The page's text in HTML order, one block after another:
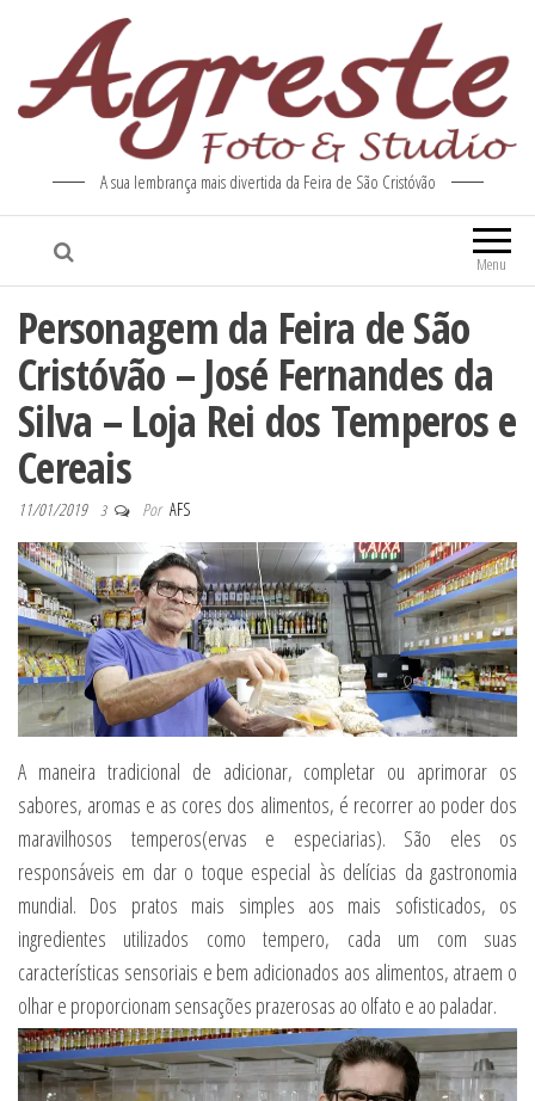
A sua lembrança mais divertida da Feira de São Cristóvão
Menu
Personagem da Feira de São
Cristóvão – José Fernandes da
Silva – Loja Rei dos Temperos e
Cereais
11/01/2019 3 Por AFS
A maneira tradicional de adicionar, completar ou aprimorar os
sabores, aromas e as cores dos alimentos, é recorrer ao poder dos
maravilhosos temperos(ervas e especiarias). São eles os
responsáveis em dar o toque especial às delícias da gastronomia
mundial. Dos pratos mais simples aos mais sofisticados, os
ingredientes utilizados como tempero, cada um com suas
características sensoriais e bem adicionados aos alimentos, atraem o
olhar e proporcionam sensações prazerosas ao olfato e ao paladar.